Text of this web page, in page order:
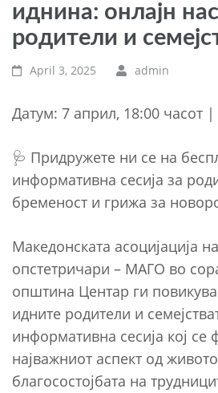
иднина: онлајн
родители и
April 3, 2025 admin
Датум: 7 април, 18:00 часот |
🩺 Придружете ни се на
информативна сесија за
бременост и грижа за
Македонската асоцијација
опстетричари – МАГО во
општина Центар ги
идните родители и
информативна сесија кој се
најважниот аспект од
благосостојбата на